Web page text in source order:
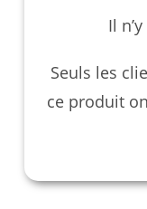
Il
Seuls les
ce produit